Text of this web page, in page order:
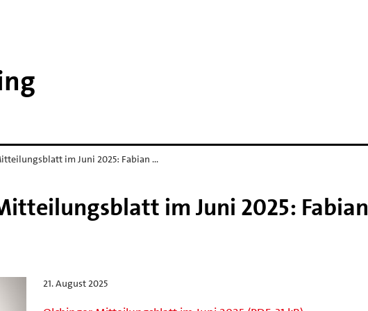
im Juni 2025: Fabian …
im Juni 2025: Fabian
21. August 2025